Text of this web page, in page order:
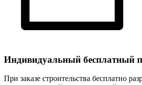
Индивидуальный бесплатный
При заказе строительства бесплатно